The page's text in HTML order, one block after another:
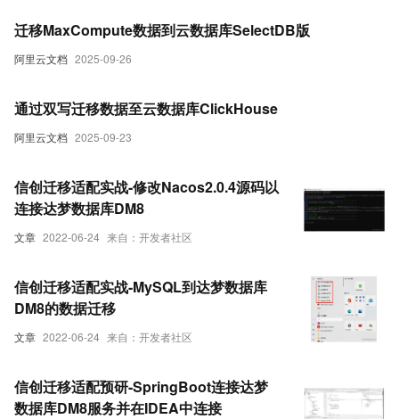
阿里云文档 2025-09-26
迁移MaxCompute数据到云数据库SelectDB版
阿里云文档 2025-09-23
通过双写迁移数据至云数据库ClickHouse
文章 2022-06-24 来自：开发者社区
信创迁移适配实战-修改Nacos2.0.4源码以
连接达梦数据库DM8
文章 2022-06-24 来自：开发者社区
信创迁移适配实战-MySQL到达梦数据库
DM8的数据迁移
信创迁移适配预研-SpringBoot连接达梦
数据库DM8服务并在IDEA中连接